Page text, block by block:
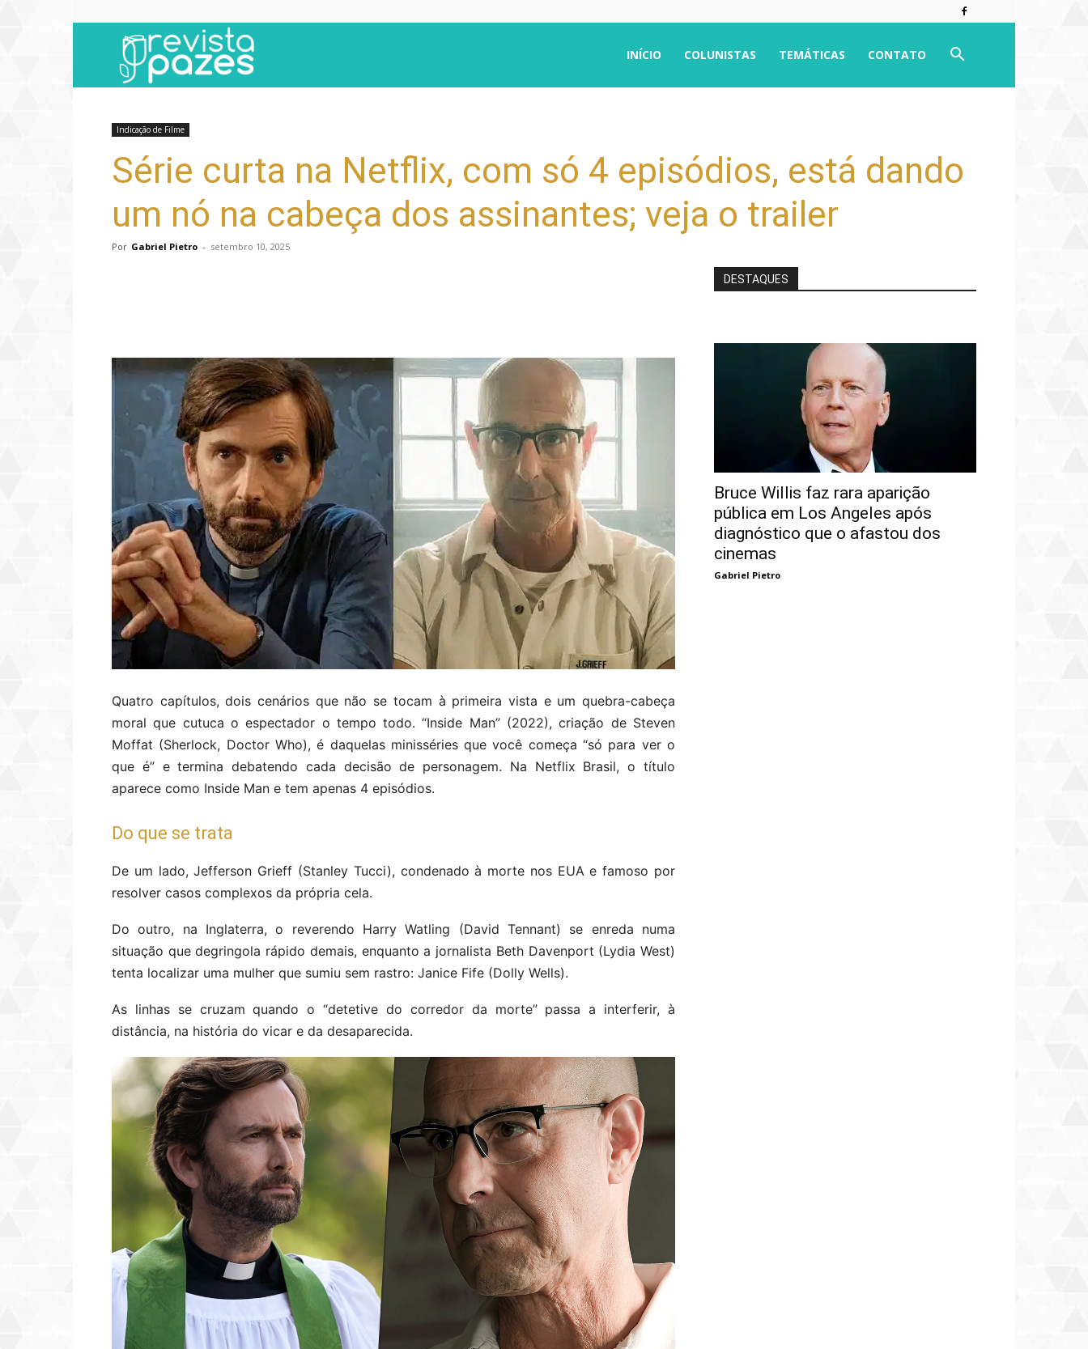
INÍCIO COLUNISTAS TEMÁTICAS CONTATO
Indicação de Filme
Série curta na Netflix, com só 4 episódios, está dando
um nó na cabeça dos assinantes; veja o trailer
Por Gabriel Pietro - setembro 10, 2025
Quatro capítulos, dois cenários que não se tocam à primeira vista e um quebra-cabeça
moral que cutuca o espectador o tempo todo. “Inside Man” (2022), criação de Steven
Moffat (Sherlock, Doctor Who), é daquelas minisséries que você começa “só para ver o
que é” e termina debatendo cada decisão de personagem. Na Netflix Brasil, o título
aparece como Inside Man e tem apenas 4 episódios.
Do que se trata
De um lado, Jefferson Grieff (Stanley Tucci), condenado à morte nos EUA e famoso por
resolver casos complexos da própria cela.
Do outro, na Inglaterra, o reverendo Harry Watling (David Tennant) se enreda numa
situação que degringola rápido demais, enquanto a jornalista Beth Davenport (Lydia West)
tenta localizar uma mulher que sumiu sem rastro: Janice Fife (Dolly Wells).
As linhas se cruzam quando o “detetive do corredor da morte” passa a interferir, à
distância, na história do vicar e da desaparecida.
DESTAQUES
Bruce Willis faz rara aparição
pública em Los Angeles após
diagnóstico que o afastou dos
cinemas
Gabriel Pietro